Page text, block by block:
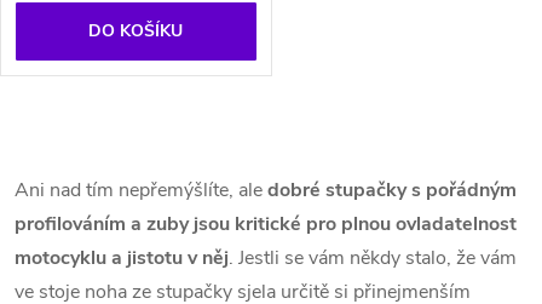
d
k
t
o
d
k
t
DO KOŠÍKU
v
l
á
Ani nad tím nepřemýšlíte, aledobré stupačky s pořádným
profilováním a zuby jsou kritické pro plnou ovladatelnost
motocyklu a jistotu v něj. Jestli se vám někdy stalo, že vám
ve stoje noha ze stupačky sjela určitě si přinejmenším